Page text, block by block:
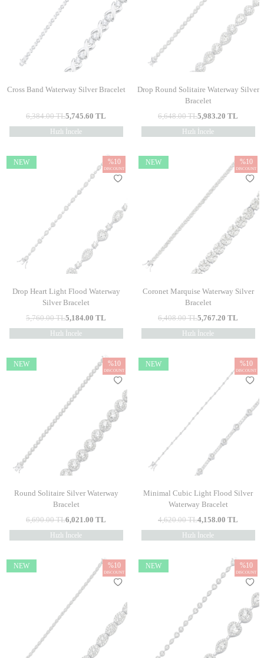
Cross Band Waterway Silver Bracelet
6,384.00TL5,745.60 TL
Hızlı İncele
Drop Round Solitaire Waterway Silver
Bracelet
6,648.00TL5,983.20 TL
Hızlı İncele
NEW %10
DISCOUNT
Drop Heart Light Flood Waterway
Silver Bracelet
5,760.00TL5,184.00 TL
Hızlı İncele
NEW %10
DISCOUNT
Coronet Marquise Waterway Silver
Bracelet
6,408.00TL5,767.20 TL
Hızlı İncele
NEW %10
DISCOUNT
Round Solitaire Silver Waterway
Bracelet
6,690.00TL6,021.00 TL
Hızlı İncele
NEW %10
DISCOUNT
Minimal Cubic Light Flood Silver
Waterway Bracelet
4,620.00TL4,158.00 TL
Hızlı İncele
NEW %10
DISCOUNT
NEW %10
DISCOUNT